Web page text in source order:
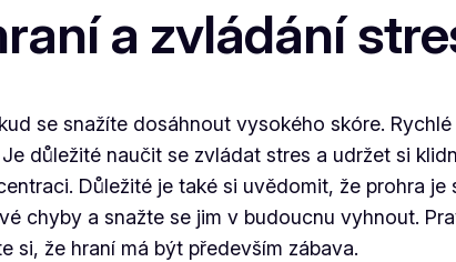
a zvládání
se snažíte dosáhnout vysokého skóre.
důležité naučit se zvládat stres a udržet si
Důležité je také si uvědomit, že prohra je
chyby a snažte se jim v budoucnu vyhnout.
si, že hraní má být především zábava.